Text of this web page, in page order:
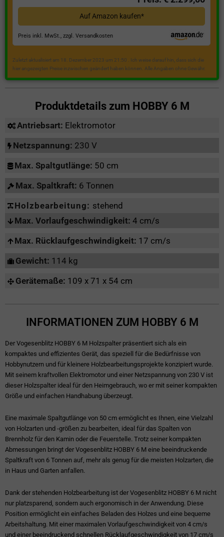
Auf Amazon kaufen*
Preis inkl. MwSt., zzgl. Versandkosten
Zuletzt aktualisiert am 18. Dezember 2023 um 21:50 . Ich weise darauf hin, dass sich die
hier angezeigten Preise inzwischen geändert haben können. Alle Angaben ohne Gewähr.
Produktdetails zum HOBBY 6 M
Antriebsart: Elektromotor
Netzspannung: 230 V
Max. Spaltgutlänge: 50 cm
Max. Spaltkraft: 6 Tonnen
Holzbearbeitung: stehend
Max. Vorlaufgeschwindigkeit: 4 cm/s
Max. Rücklaufgeschwindigkeit: 17 cm/s
Gewicht: 114 kg
Gerätemaße: 109 x 71 x 54 cm
INFORMATIONEN ZUM HOBBY 6 M
Der Vogesenblitz HOBBY 6 M Holzspalter präsentiert sich als ein
kompaktes und effizientes Gerät, das speziell für die Bedürfnisse von
Hobbynutzern und für kleinere Holzbearbeitungsprojekte konzipiert wurde.
Mit seinem kraftvollen Elektromotor und einer Netzspannung von 230 V ist
dieser Holzspalter ideal für den Heimgebrauch, wo er mit seiner kompakten
Größe und einfachen Handhabung überzeugt.
Eine maximale Spaltgutlänge von 50 cm ermöglicht es Ihnen, eine Vielzahl
von Holzarten und -größen zu bearbeiten, ideal für das Spalten von
Brennholz für den Kamin oder die Feuerstelle. Trotz seiner kompakten
Abmessungen bringt der Vogesenblitz HOBBY 6 M eine beeindruckende
Spaltkraft von 6 Tonnen auf, mehr als genug für die meisten Holzarten, die
in Haus und Garten anfallen.
Dank der stehenden Holzbearbeitung ist der Vogesenblitz HOBBY 6 M nicht
nur platzsparend, sondern auch ergonomisch in der Anwendung. Diese
Position ermöglicht ein einfaches Beladen des Holzes und eine bequeme
Arbeitshaltung. Mit einer maximalen Vorlaufgeschwindigkeit von 4 cm/s
und einer beeindruckend schnellen Rücklaufgeschwindigkeit von 17 cm/s